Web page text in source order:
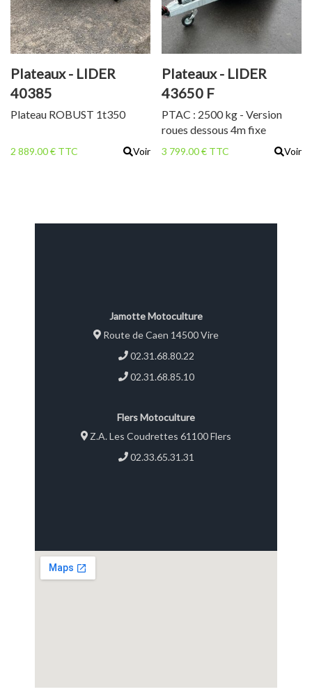
Plateaux - LIDER
40385
Plateau ROBUST 1t350
2 889.00 € TTC Voir
Plateaux - LIDER
43650 F
PTAC : 2500 kg - Version
roues dessous 4m fixe
3 799.00 € TTC Voir
Jamotte Motoculture
Route de Caen 14500 Vire
02.31.68.80.22
02.31.68.85.10
Flers Motoculture
Z.A. Les Coudrettes 61100 Flers
02.33.65.31.31